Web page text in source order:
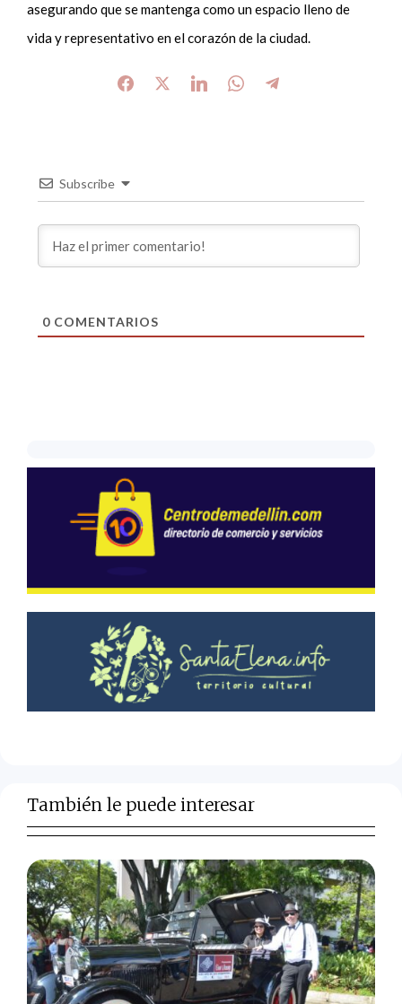
asegurando que se mantenga como un espacio lleno de
vida y representativo en el corazón de la ciudad.
Subscribe
0COMENTARIOS
También le puede interesar